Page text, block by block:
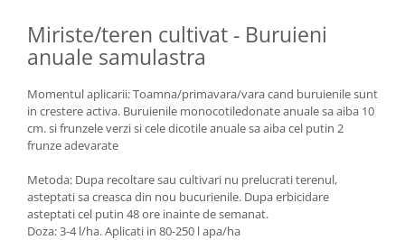
Miriste/teren cultivat - Buruieni
anuale samulastra
Momentul aplicarii: Toamna/primavara/vara cand buruienile sunt
in crestere activa. Buruienile monocotiledonate anuale sa aiba 10
cm. si frunzele verzi si cele dicotile anuale sa aiba cel putin 2
frunze adevarate
Metoda: Dupa recoltare sau cultivari nu prelucrati terenul,
asteptati sa creasca din nou bucurienile. Dupa erbicidare
asteptati cel putin 48 ore inainte de semanat.
Doza: 3-4 l/ha. Aplicati in 80-250 l apa/ha